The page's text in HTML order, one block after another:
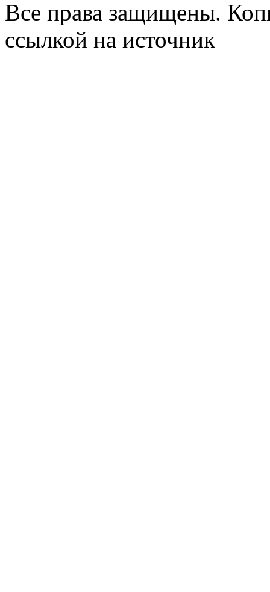
Все права защищены.
ссылкой на источник